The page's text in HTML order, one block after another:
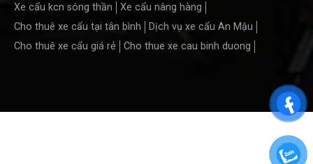
Xe cẩu kcn sóng thần
Xe cẩu nâng hàng
Cho thuê xe cẩu tại tân bình
Dịch vụ xe cẩu An Mậu
Cho thuê xe cẩu giá rẻ
Cho thue xe cau binh duong